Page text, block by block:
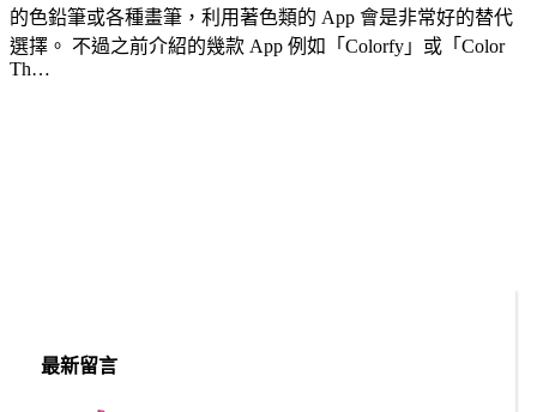
的色鉛筆或各種畫筆，利用著色類的 App 會是非常好的替代
選擇。 不過之前介紹的幾款 App 例如「Colorfy」或「Color
Th…
最新留言